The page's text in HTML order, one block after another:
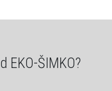
EKO-ŠIMKO?